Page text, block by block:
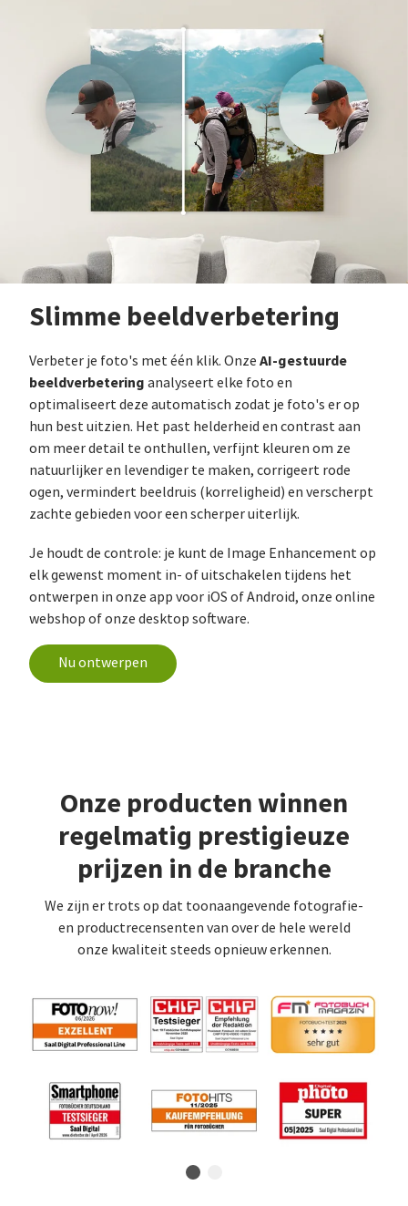
Slimme beeldverbetering
Verbeter je foto's met één klik. Onze AI-gestuurde
beeldverbetering analyseert elke foto en
optimaliseert deze automatisch zodat je foto's er op
hun best uitzien. Het past helderheid en contrast aan
om meer detail te onthullen, verfijnt kleuren om ze
natuurlijker en levendiger te maken, corrigeert rode
ogen, vermindert beeldruis (korreligheid) en verscherpt
zachte gebieden voor een scherper uiterlijk.
Je houdt de controle: je kunt de Image Enhancement op
elk gewenst moment in- of uitschakelen tijdens het
ontwerpen in onze app voor iOS of Android, onze online
webshop of onze desktop software.
Nu ontwerpen
Onze producten winnen
regelmatig prestigieuze
prijzen in de branche
We zijn er trots op dat toonaangevende fotografie-
en productrecensenten van over de hele wereld
onze kwaliteit steeds opnieuw erkennen.